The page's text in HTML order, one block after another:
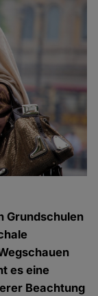
Grundschulen
es eine
Beachtung